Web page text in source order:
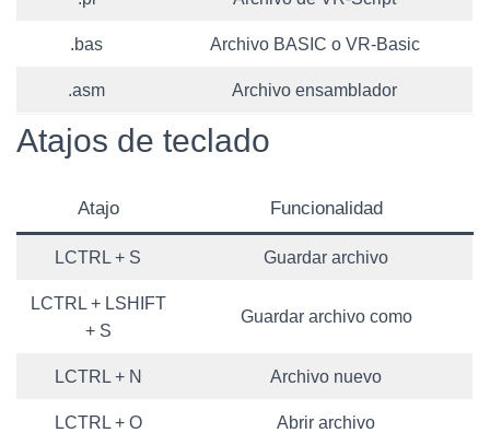
.bas Archivo BASIC o VR-Basic
.asm Archivo ensamblador
Atajos de teclado
Atajo Funcionalidad
LCTRL + S Guardar archivo
LCTRL + LSHIFT
+ S
Guardar archivo como
LCTRL + N Archivo nuevo
LCTRL + O Abrir archivo